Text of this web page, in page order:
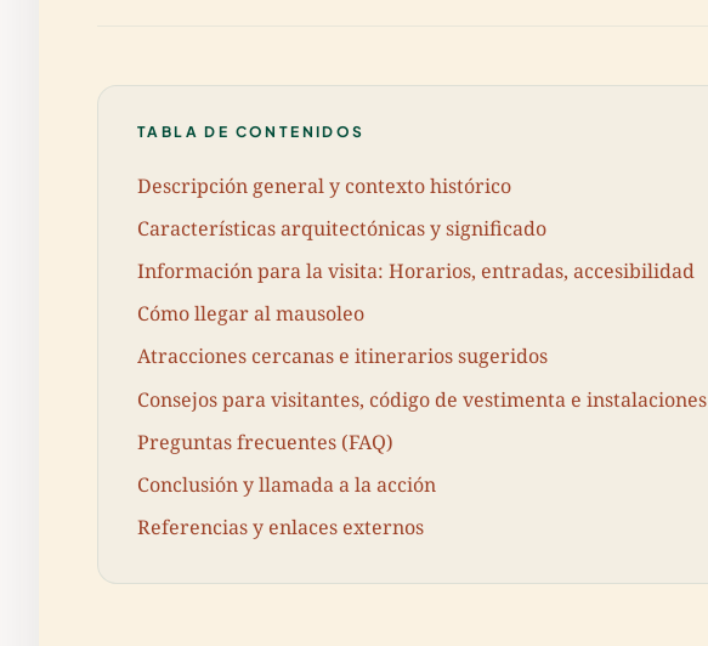
TABLA DE CONTENIDOS
Descripción general y contexto histórico
Características arquitectónicas y significado
Información para la visita: Horarios, entradas, accesibilidad
Cómo llegar al mausoleo
Atracciones cercanas e itinerarios sugeridos
Consejos para visitantes, código de vestimenta e instalaciones
Preguntas frecuentes (FAQ)
Conclusión y llamada a la acción
Referencias y enlaces externos